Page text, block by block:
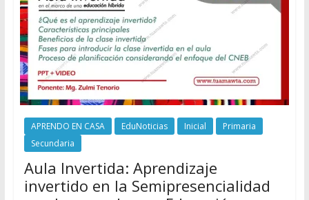
APRENDO EN CASA EduNoticias Inicial
Primaria
Secundaria
Aula Invertida: Aprendizaje
invertido en la Semipresencialidad